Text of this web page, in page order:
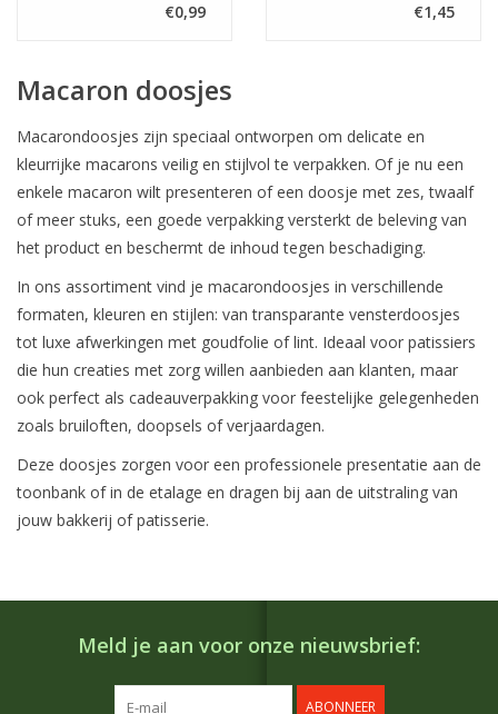
€0,99 €1,45
Macaron doosjes
Macarondoosjes zijn speciaal ontworpen om delicate en
kleurrijke macarons veilig en stijlvol te verpakken. Of je nu een
enkele macaron wilt presenteren of een doosje met zes, twaalf
of meer stuks, een goede verpakking versterkt de beleving van
het product en beschermt de inhoud tegen beschadiging.
In ons assortiment vind je macarondoosjes in verschillende
formaten, kleuren en stijlen: van transparante vensterdoosjes
tot luxe afwerkingen met goudfolie of lint. Ideaal voor patissiers
die hun creaties met zorg willen aanbieden aan klanten, maar
ook perfect als cadeauverpakking voor feestelijke gelegenheden
zoals bruiloften, doopsels of verjaardagen.
Deze doosjes zorgen voor een professionele presentatie aan de
toonbank of in de etalage en dragen bij aan de uitstraling van
jouw bakkerij of patisserie.
Meld je aan voor onze nieuwsbrief:
ABONNEER